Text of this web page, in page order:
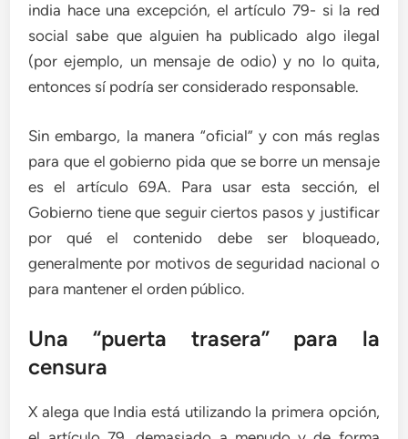
india hace una excepción, el artículo 79- si la red
social sabe que alguien ha publicado algo ilegal
(por ejemplo, un mensaje de odio) y no lo quita,
entonces sí podría ser considerado responsable.
Sin embargo, la manera “oficial” y con más reglas
para que el gobierno pida que se borre un mensaje
es el artículo 69A. Para usar esta sección, el
Gobierno tiene que seguir ciertos pasos y justificar
por qué el contenido debe ser bloqueado,
generalmente por motivos de seguridad nacional o
para mantener el orden público.
Una “puerta trasera” para la
censura
X alega que India está utilizando la primera opción,